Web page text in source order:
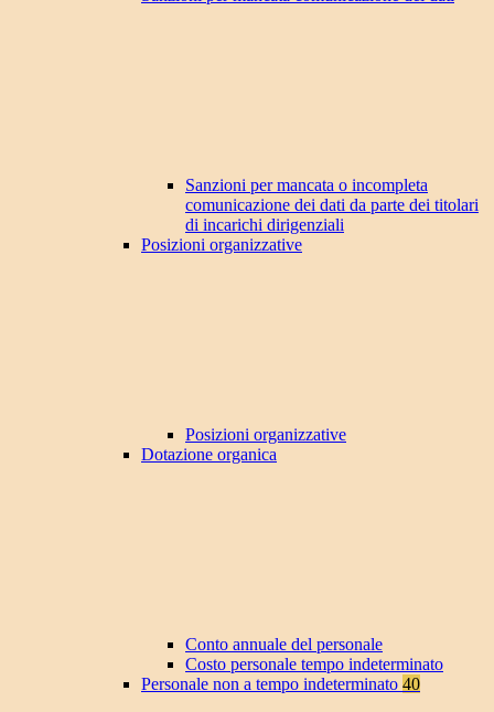
Sanzioni per mancata o incompleta
comunicazione dei dati da parte dei titolari
di incarichi dirigenziali
Posizioni organizzative
Posizioni organizzative
Dotazione organica
Conto annuale del personale
Costo personale tempo indeterminato
Personale non a tempo indeterminato 40